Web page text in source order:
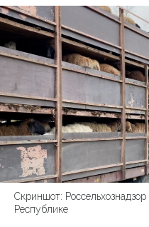
Скриншот:
Республике